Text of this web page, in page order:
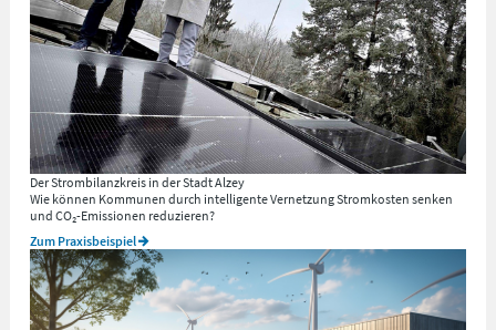
Der Strombilanzkreis in der Stadt Alzey
Wie können Kommunen durch intelligente Vernetzung Stromkosten senken
und CO₂-Emissionen reduzieren?
Zum Praxisbeispiel